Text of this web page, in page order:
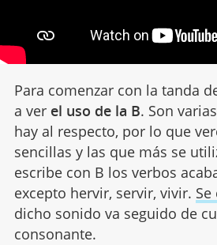
Para comenzar con la tanda
a ver el uso de la B. Son
hay al respecto, por lo que
sencillas y las que más se
escribe con B los verbos
excepto hervir, servir, vivir.
dicho sonido va seguido de
consonante.